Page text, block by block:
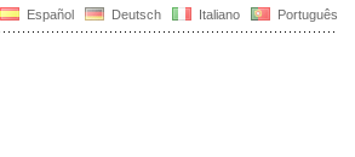
Español Deutsch Italiano Português